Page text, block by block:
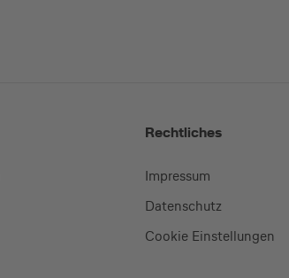
Rechtliches
Impressum
Datenschutz
Cookie Einstellungen